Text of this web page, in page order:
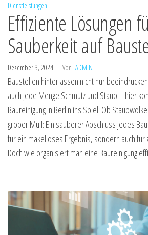
Dienstleistungen
Effiziente Lösungen
Sauberkeit auf
Dezember 3, 2024 Von ADMIN
Baustellen hinterlassen nicht nur
auch jede Menge Schmutz und Staub – hier
Baureinigung in Berlin ins Spiel. Ob
grober Müll: Ein sauberer Abschluss jedes
für ein makelloses Ergebnis, sondern auch für
Doch wie organisiert man eine Baureinigung